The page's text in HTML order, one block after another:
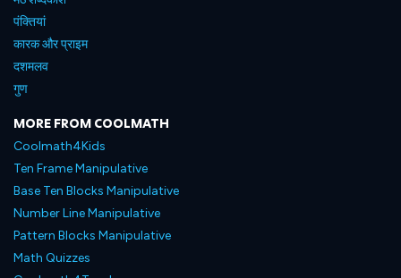
पंक्तियां
कारक और प्राइम
दशमलव
गुण
MORE FROM COOLMATH
Coolmath4Kids
Ten Frame Manipulative
Base Ten Blocks Manipulative
Number Line Manipulative
Pattern Blocks Manipulative
Math Quizzes